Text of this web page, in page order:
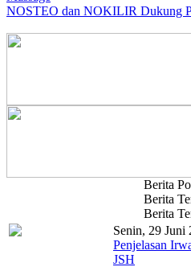
NOSTEO dan NOKILIR Dukung
Berita
Berita
Berita
Senin, 29 Juni
Penjelasan
JSH